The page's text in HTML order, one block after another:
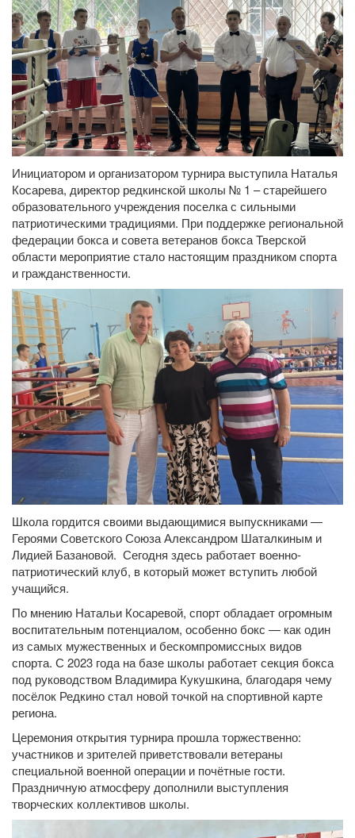
Инициатором и организатором турнира выступила Наталья
Косарева, директор редкинской школы № 1 – старейшего
образовательного учреждения поселка с сильными
патриотическими традициями. При поддержке региональной
федерации бокса исовета ветеранов боксаТверской
области мероприятиестало настоящим праздникомспорта
и гражданственности.
Школа гордится своими выдающимися выпускниками—
ГероямиСоветскогоСоюзаАлександром Шаталкиным и
Лидией Базановой. Сегодня здесь работает военно-
патриотический клуб, в который может вступить любой
учащийся.
По мнению Натальи Косаревой, спортобладаетогромным
воспитательным потенциалом, особенно бокс — какодин
изсамых мужественных и бескомпромиссных видов
спорта. С 2023 года на базе школы работаетсекция бокса
под руководством Владимира Кукушкина, благодаря чему
посёлок Редкиностал новойточкой наспортивной карте
региона.
Церемония открытия турнира прошлаторжественно:
участников изрителей приветствовали ветераны
специальной военнойоперации и почётные гости.
Праздничнуюатмосферу дополнили выступления
творческих коллективов школы.